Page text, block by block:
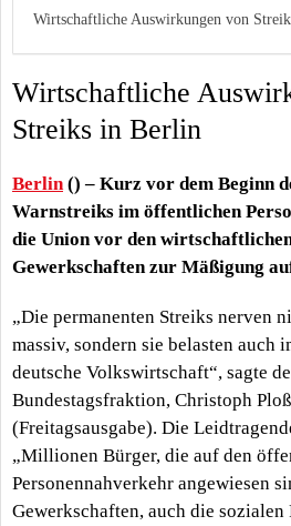
Wirtschaftliche Auswirkungen von
Wirtschaftliche
Streiks in Berlin
Berlin () – Kurz vor dem Beginn
Warnstreiks im öffentlichen
die Union vor den
Gewerkschaften zur Mäßigung
„Die permanenten Streiks nerven
massiv, sondern sie belasten auch
deutsche Volkswirtschaft“, sagte
Bundestagsfraktion, Christoph
(Freitagsausgabe). Die
„Millionen Bürger, die auf den
Personennahverkehr angewiesen
Gewerkschaften, auch die